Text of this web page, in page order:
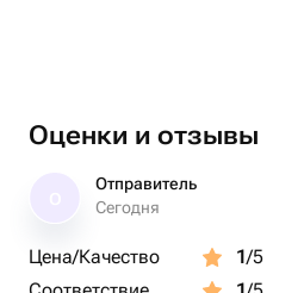
Оценки и отзывы
Отправитель
Сегодня
Цена/Качество 1/5